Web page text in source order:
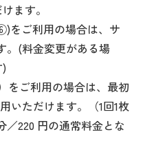
ます。
をご利用の場合は、サ
。(料金変更がある場
をご利用の場合は、最初
いただけます。（1回1枚
220 円の通常料金とな